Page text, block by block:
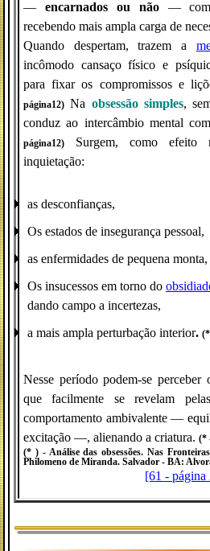
— encarnados ou não— com
recebendo mais ampla carga de
Quando despertam, trazem a
incômodo cansaço físico e
para fixar os compromissos e
página12) Na obsessão simples,
conduz ao intercâmbio mental
página12)
Surgem, como efeito
inquietação:
as desconfianças,
Os estados de insegurança pessoal,
as enfermidades de pequena monta,
Os insucessos em torno do
dando campo a incertezas,
a mais ampla perturbação interior.
Nesse período podem-se perceber
que facilmente se revelam
comportamento ambivalente —
excitação —, alienando a criatura. (*
(* ) - Análise das obsessões. Nas
Philomeno de Miranda. Salvador - BA:
[61 - página